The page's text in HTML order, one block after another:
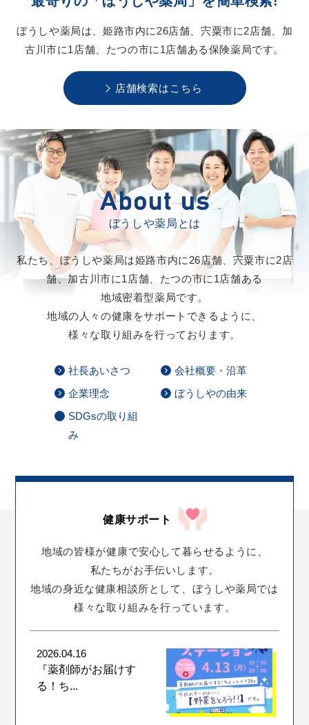
ぼうしや薬局は、 姫路市内に26店舗、 宍粟市に2店舗、 加
古川市に1店舗、 たつの市に1店舗ある保険薬局です。
店舗検索はこちら
ぼうしや薬局とは
私たち、ぼうしや薬局は姫路市内に26店舗、 宍粟市に2店
舗、加古川市に1店舗、 たつの市に1店舗ある
地域密着型薬局です。
地域の人々の健康をサポートできるように、
様々な取り組みを行っております。
社長あいさつ
会社概要・沿革
企業理念
ぼうしやの由来
SDGsの取り組
み
健康サポート
地域の皆様が健康で安心して暮らせるように、
私たちがお手伝いします。
地域の身近な健康相談所として、 ぼうしや薬局では
様々な取り組みを行っています。
2026.04.16
『薬剤師がお届けす
る！ち...